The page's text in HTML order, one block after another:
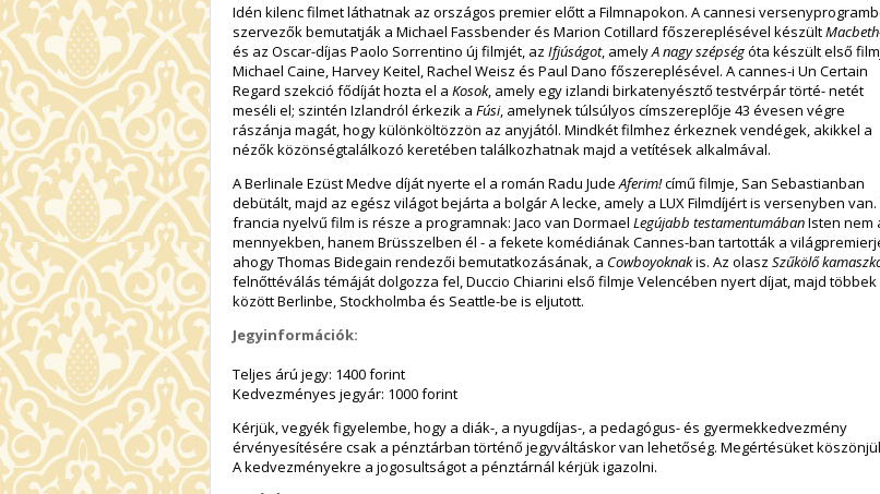
Idén kilenc filmet láthatnak az országos premier előtt a Filmnapokon. A cannesi
szervezők bemutatják a Michael Fassbender és Marion Cotillard főszereplésével készültMacbeth
és az Oscar-díjas Paolo Sorrentino új filmjét, az Ifjúságot, amelyA nagy szépségóta készült első
Michael Caine, Harvey Keitel, Rachel Weisz és Paul Dano főszereplésével. A cannes-i Un Certain
Regard szekció fődíját hozta el a Kosok, amely egy izlandi birkatenyésztő testvérpár törté- netét
meséli el; szintén Izlandról érkezik a Fúsi, amelynek túlsúlyos címszereplője 43 évesen végre
rászánja magát, hogy különköltözzön az anyjától. Mindkét filmhez érkeznek vendégek, akikkel a
nézők közönségtalálkozó keretében találkozhatnak majd a vetítések alkalmával.
A Berlinale Ezüst Medve díját nyerte el a román Radu Jude Aferim!című filmje, San Sebastianban
debütált, majd az egész világot bejárta a bolgár A lecke, amely a LUX Filmdíjért is versenyben van.
francia nyelvű film is része a programnak: Jaco van Dormael Legújabb testamentumábanIsten nem
mennyekben, hanem Brüsszelben él - a fekete komédiának Cannes-ban tartották a
ahogy Thomas Bidegain rendezői bemutatkozásának, a Cowboyoknakis. Az olasz Szűkölő
felnőttéválás témáját dolgozza fel, Duccio Chiarini első filmje Velencében nyert díjat, majd többek
között Berlinbe, Stockholmba és Seattle-be is eljutott.
Jegyinformációk:
Teljes árú jegy: 1400 forint
Kedvezményes jegyár: 1000 forint
Kérjük, vegyék figyelembe, hogy a diák-, a nyugdíjas-, a pedagógus- és gyermekkedvezmény
érvényesítésére csak a pénztárban történő jegyváltáskor van lehetőség. Megértésüket
A kedvezményekre a jogosultságot a pénztárnál kérjük igazolni.